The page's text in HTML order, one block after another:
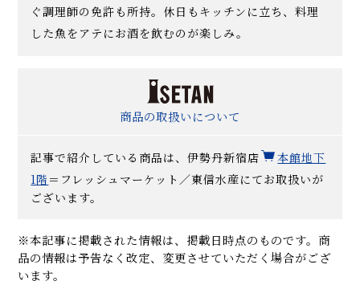
ぐ調理師の免許も所持。休日もキッチンに立ち、料理
した魚をアテにお酒を飲むのが楽しみ。
商品の取扱いについて
記事で紹介している商品は、伊勢丹新宿店
本館地下
1階 ＝フレッシュマーケット／東信水産にてお取扱いが
ございます。
※本記事に掲載された情報は、掲載日時点のものです。商
品の情報は予告なく改定、変更させていただく場合がござ
います。